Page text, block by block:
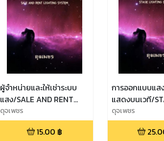
ผู้จำหน่ายและให้เช่าระบบ
แสง/SALE AND RENT
LIGHTING SYSTEM.
ดุจเพชร
15.00 ฿
การออกแบบแส
แสดงบนเวที/
LIGHTING
ดุจเพชร